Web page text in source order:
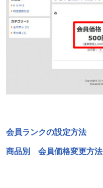
会員ランクの設定方法
商品別 会員価格変更方法